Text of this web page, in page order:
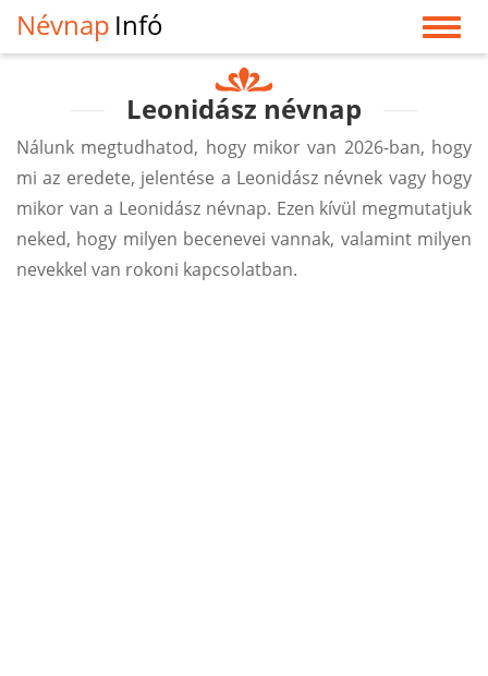
Névnap Infó
Leonidász névnap
Nálunk megtudhatod, hogy mikor van 2026-ban, hogy
mi az eredete, jelentése a Leonidász névnek vagy hogy
mikor van a Leonidász névnap. Ezen kívül megmutatjuk
neked, hogy milyen becenevei vannak, valamint milyen
nevekkel van rokoni kapcsolatban.